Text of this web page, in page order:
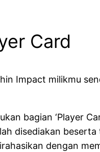
Card
Impact milikmu
bagian ‘Player
disediakan
dengan